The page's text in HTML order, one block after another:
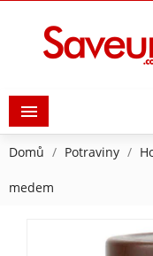

Domů Potraviny
medem